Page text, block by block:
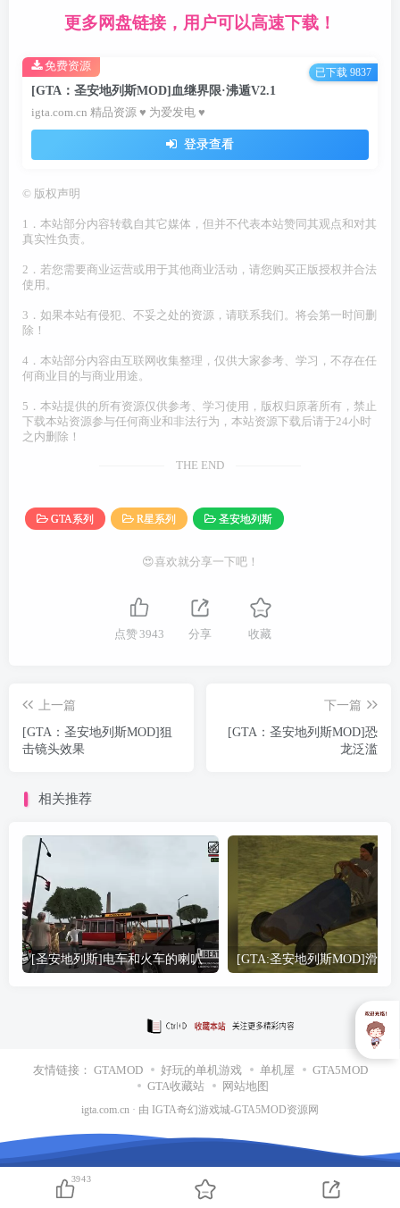
更多网盘链接，用户可以高速下载！
[GTA：圣安地列斯MOD]血继界限·沸遁V2.1
igta.com.cn 精品资源 ♥ 为爱发电 ♥
登录查看
免费资源
已下载 9837
© 版权声明
1．本站部分内容转载自其它媒体，但并不代表本站赞同其观点和对其
真实性负责。
2．若您需要商业运营或用于其他商业活动，请您购买正版授权并合法
使用。
3．如果本站有侵犯、不妥之处的资源，请联系我们。将会第一时间删
除！
4．本站部分内容由互联网收集整理，仅供大家参考、学习，不存在任
何商业目的与商业用途。
5．本站提供的所有资源仅供参考、学习使用，版权归原著所有，禁止
下载本站资源参与任何商业和非法行为，本站资源下载后请于24小时
之内删除！
THE END
GTA系列 R星系列 圣安地列斯
😍喜欢就分享一下吧！
点赞3943 分享 收藏
上一篇
[GTA：圣安地列斯MOD]狙
击镜头效果
下一篇
[GTA：圣安地列斯MOD]恐
龙泛滥
相关推荐
[圣安地列斯]电车和火车的喇叭
友情链接： GTAMOD 好玩的单机游戏 单机屋
GTA5MOD
GTA收藏站
网站地图
igta.com.cn · 由 IGTA奇幻游戏城-GTA5MOD资源网
3943